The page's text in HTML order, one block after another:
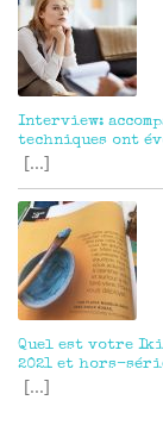
Interview:
techniques ont
[...]
Quel est votre
2021 et hors-
[...]